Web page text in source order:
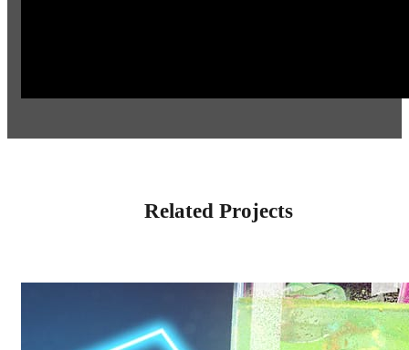
Related Projects